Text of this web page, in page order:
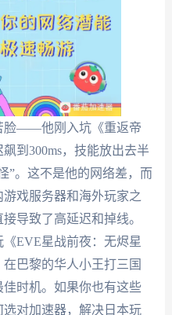
脸——他刚入坑《重返帝
到300ms，技能放出去半
”。这不是他的网络差，而
戏服务器和海外玩家之
导致了高延迟和掉线。
EVE星战前夜：无烬星
巴黎的华人小王打三国
时机。如果你也有这些
对加速器，解决日本玩